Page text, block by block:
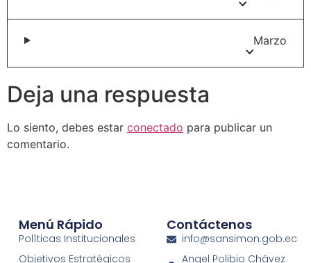
Marzo
Deja una respuesta
Lo siento, debes estar conectado para publicar un
comentario.
Menú Rápido
Políticas Institucionales
Objetivos Estratégicos
Contáctenos
info@sansimon.gob.ec
Angel Polibio Chávez